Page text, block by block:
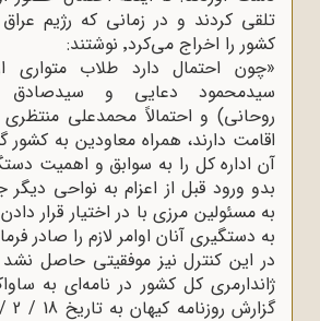
تلقی کردند و در زمانی که رژیم عراق
کشور را اخراج می‌کرد٬ نوشتند
:
»چون احتمال دارد طلاب متواری
سیدمحمود دعایی و سیدصادق
روحانی) و احتمالاً محمدعلی
اقامت دارند، همراه معاودین به کشور
آن اداره کل را به سوابق و اهمیت
بدو ورود قبل از اعزام به نواحی دیگر
به مسئولین مرزی با در اختیار قرار
به دستگیری آنان اوامر لازم را صادر
در این کنترل نیز موفقیتی حاصل نشد
ژاندارمری کل کشور در نامه‌ای به